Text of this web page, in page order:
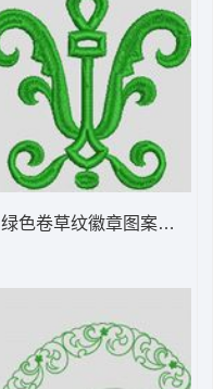
绿色卷草纹徽章图案 植物